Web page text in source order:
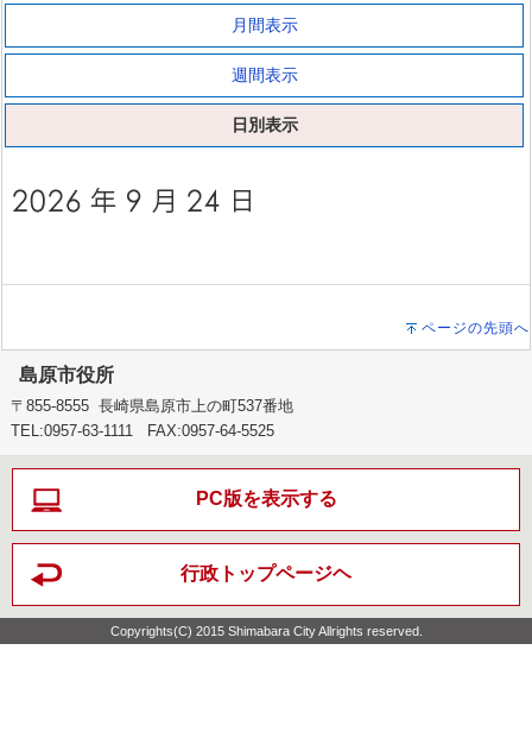
月間表示
週間表示
日別表示
ページの先頭へ
島原市役所
〒855-8555 長崎県島原市上の町537番地
TEL:0957-63-1111 FAX:0957-64-5525
PC版を表示する
行政トップページヘ
Copyrights(C) 2015 Shimabara City Allrights reserved.